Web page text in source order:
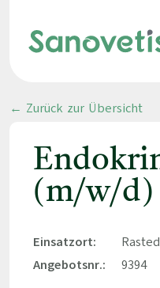
← Zurück zur Übersicht
(m/w/d)
Einsatzort:
Angebotsnr.:
9394